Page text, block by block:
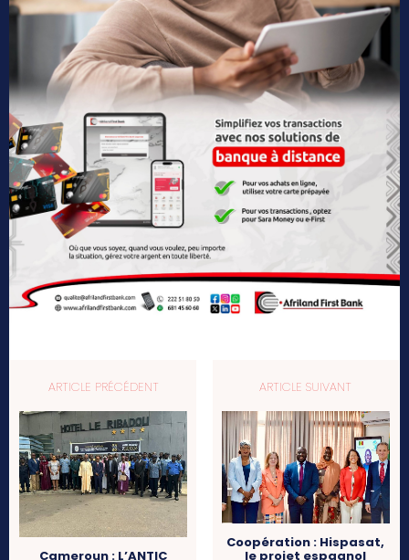
ARTICLE PRÉCÉDENT
Cameroun : L’ANTIC
ARTICLE SUIVANT
Coopération : Hispasat,
le projet espagnol